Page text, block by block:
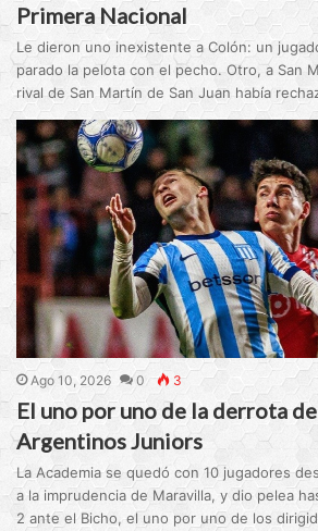
Primera Nacional
Le dieron uno inexistente a Colón: un
parado la pelota con el pecho. Otro, a San
rival de San Martín de San Juan había
Ago 10, 2026 0 3
El uno por uno de la derrota
Argentinos Juniors
La Academia se quedó con 10 jugadores
a la imprudencia de Maravilla, y dio pelea
2 ante el Bicho, el uno por uno de los